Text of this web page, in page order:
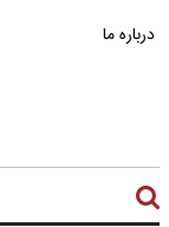
درباره ما